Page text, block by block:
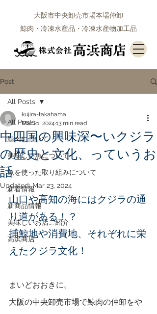
大阪市中央卸売市場本場仲卸
鯨肉・冷凍水産品・冷凍水産物加工品
Post
All Posts
鯨肉について
美味しい魚について
魚を使った取り組みについて
新着情報
新商品情報
美味しいお店ご紹介
高浜商店
All Posts
中四国の興味深〜いクジラ
の歴史と文化、っていうお
話
kujira-takahama
Mar 21, 2024 13 min read
Updated:Mar 23, 2024
山口や高知の海にはクジラの通
り道がある！？
捕鯨地や消費地、それぞれに栄
えたクジラ文化！
まいどおおきに。
大阪の中央卸売市場で鯨肉の仲卸をや